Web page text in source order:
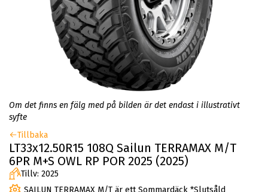
Om det finns en fälg med på bilden är det endast i illustrativt
syfte
Tillbaka
LT33x12.50R15 108Q Sailun TERRAMAX M/T
6PR M+S OWL RP POR 2025 (2025)
Tillv: 2025
SAILUN TERRAMAX M/T är ett Sommardäck *Slutsåld